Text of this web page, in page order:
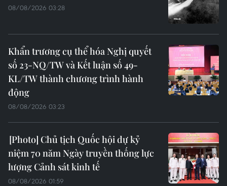
08/08/2026 03:28
Khẩn trương cụ thể hóa Nghị quyết
số 23-NQ/TW và Kết luận số 49-
KL/TW thành chương trình hành
động
08/08/2026 03:23
Chủ tịch Quốc hội dự kỷ
niệm 70 năm Ngày truyền thống lực
lượng Cảnh sát kinh tế
08/08/2026 01:59